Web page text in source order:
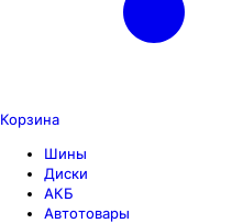
Корзина
Шины
Диски
АКБ
Автотовары